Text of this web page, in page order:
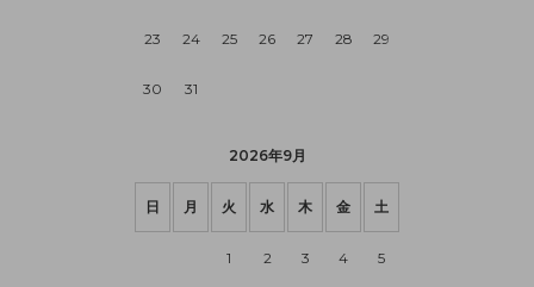
23 24 25 26 27 28 29
30 31
2026年9月
日 月 火 水 木 金 土
1 2 3 4 5